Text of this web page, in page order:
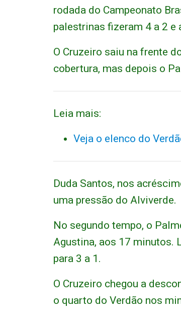
rodada do Campeonato
palestrinas fizeram 4 a 2
O Cruzeiro saiu na frente
cobertura, mas depois o
Leia mais:
Veja o elenco do
Duda Santos, nos
uma pressão do Alviverde.
No segundo tempo, o
Agustina, aos 17 minutos.
para 3 a 1.
O Cruzeiro chegou a
o quarto do Verdão nos